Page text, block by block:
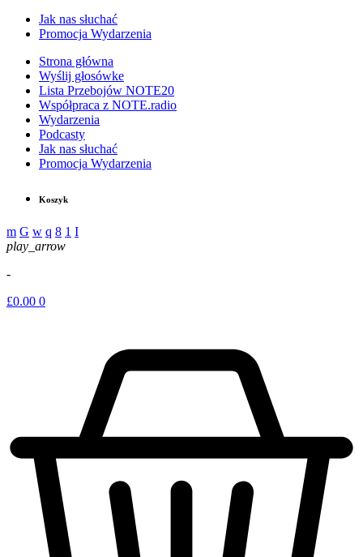
Jak nas słuchać
Promocja Wydarzenia
Strona główna
Wyślij głosówke
Lista Przebojów NOTE20
Współpraca z NOTE.radio
Wydarzenia
Podcasty
Jak nas słuchać
Promocja Wydarzenia
Koszyk
play_arrow
-
£0.00 0